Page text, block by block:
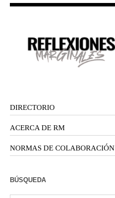
DIRECTORIO
ACERCA DE RM
NORMAS DE COLABORACIÓN
BÚSQUEDA